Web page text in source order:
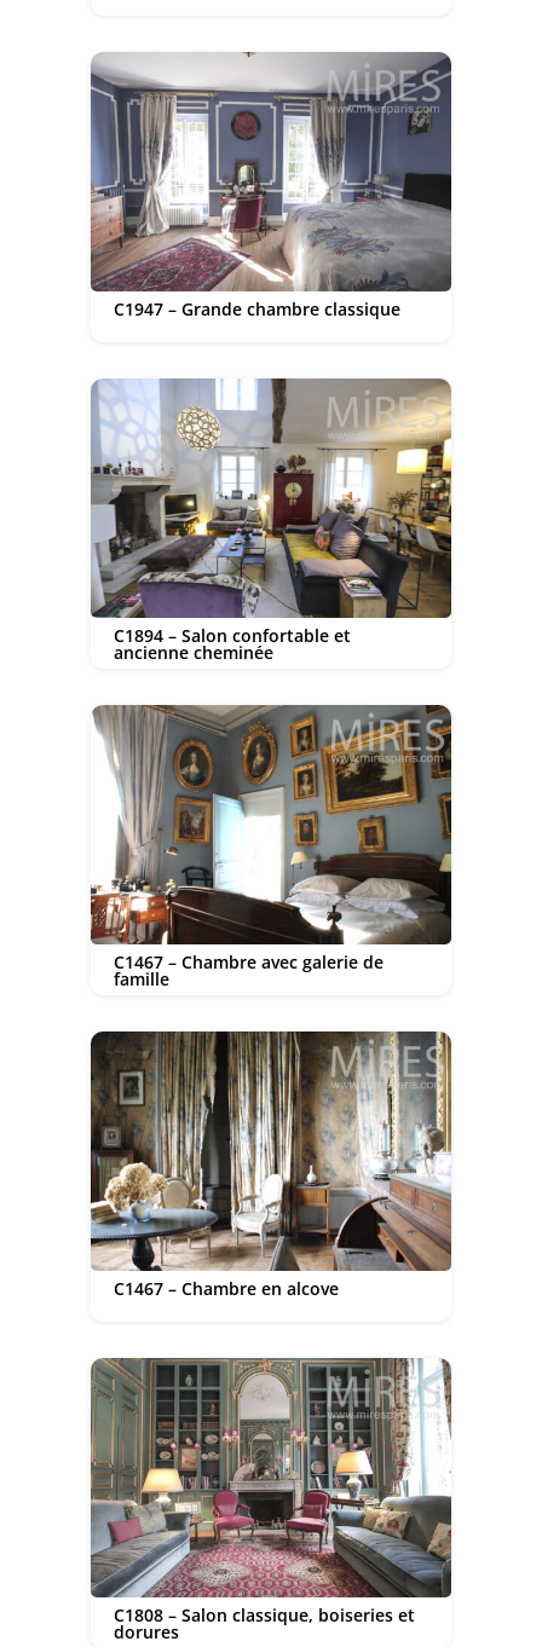
C1947 – Grande chambre classique
C1894 – Salon confortable et
ancienne cheminée
C1467 – Chambre avec galerie de
famille
C1467 – Chambre en alcove
C1808 – Salon classique, boiseries et
dorures